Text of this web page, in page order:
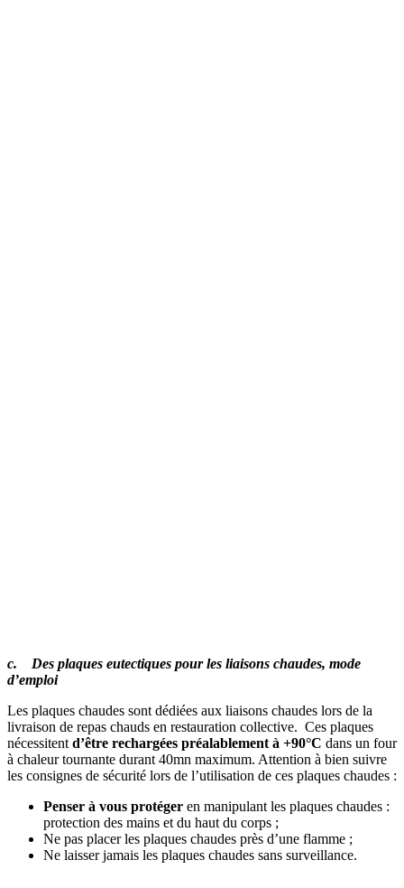
c. Des plaques eutectiques pour les liaisons chaudes, mode
d’emploi
Les plaques chaudes sont dédiées aux liaisons chaudes lors de la
livraison de repas chauds en restauration collective. Ces plaques
nécessitent d’être rechargées préalablement à +90°C dans un four
à chaleur tournante durant 40mn maximum. Attention à bien suivre
les consignes de sécurité lors de l’utilisation de ces plaques chaudes :
Penser à vous protéger en manipulant les plaques chaudes :
protection des mains et du haut du corps ;
Ne pas placer les plaques chaudes près d’une flamme ;
Ne laisser jamais les plaques chaudes sans surveillance.